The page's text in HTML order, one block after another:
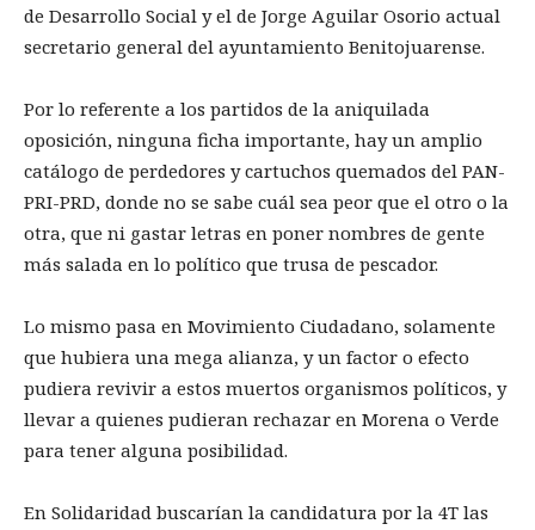
de Desarrollo Social y el de Jorge Aguilar Osorio actual
secretario general del ayuntamiento Benitojuarense.
Por lo referente a los partidos de la aniquilada
oposición, ninguna ficha importante, hay un amplio
catálogo de perdedores y cartuchos quemados del PAN-
PRI-PRD, donde no se sabe cuál sea peor que el otro o la
otra, que ni gastar letras en poner nombres de gente
más salada en lo político que trusa de pescador.
Lo mismo pasa en Movimiento Ciudadano, solamente
que hubiera una mega alianza, y un factor o efecto
pudiera revivir a estos muertos organismos políticos, y
llevar a quienes pudieran rechazar en Morena o Verde
para tener alguna posibilidad.
En Solidaridad buscarían la candidatura por la 4T las